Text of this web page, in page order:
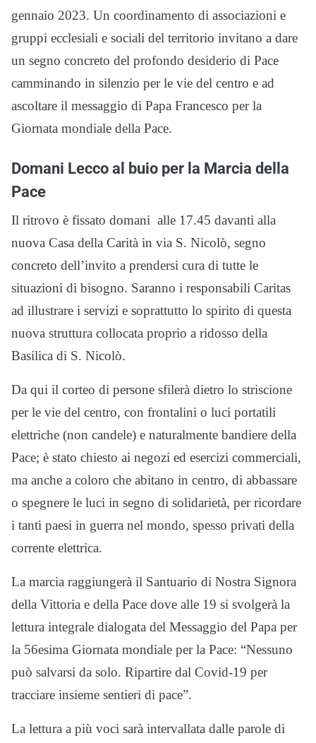
gennaio 2023. Un coordinamento di associazioni e
gruppi ecclesiali e sociali del territorio invitano a dare
un segno concreto del profondo desiderio di Pace
camminando in silenzio per le vie del centro e ad
ascoltare il messaggio di Papa Francesco per la
Giornata mondiale della Pace.
Domani Lecco al buio per la Marcia della
Pace
Il ritrovo è fissato domani alle 17.45 davanti alla
nuova Casa della Carità in via S. Nicolò, segno
concreto dell’invito a prendersi cura di tutte le
situazioni di bisogno. Saranno i responsabili Caritas
ad illustrare i servizi e soprattutto lo spirito di questa
nuova struttura collocata proprio a ridosso della
Basilica di S. Nicolò.
Da qui il corteo di persone sfilerà dietro lo striscione
per le vie del centro, con frontalini o luci portatili
elettriche (non candele) e naturalmente bandiere della
Pace; è stato chiesto ai negozi ed esercizi commerciali,
ma anche a coloro che abitano in centro, di abbassare
o spegnere le luci in segno di solidarietà, per ricordare
i tanti paesi in guerra nel mondo, spesso privati della
corrente elettrica.
La marcia raggiungerà il Santuario di Nostra Signora
della Vittoria e della Pace dove alle 19 si svolgerà la
lettura integrale dialogata del Messaggio del Papa per
la 56esima Giornata mondiale per la Pace: “Nessuno
può salvarsi da solo. Ripartire dal Covid-19 per
tracciare insieme sentieri di pace”.
La lettura a più voci sarà intervallata dalle parole di